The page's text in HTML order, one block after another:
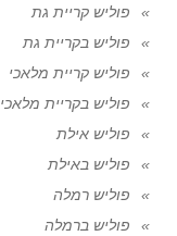
פוליש קריית גת
פוליש בקריית גת
פוליש קריית מלאכי
פוליש בקריית מלאכי
פוליש אילת
פוליש באילת
פוליש רמלה
פוליש ברמלה